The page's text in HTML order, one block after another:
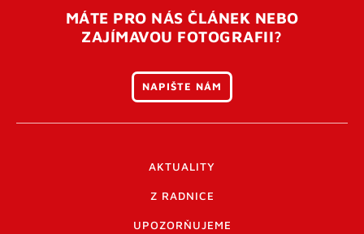
MÁTE PRO NÁS ČLÁNEK NEBO
ZAJÍMAVOU FOTOGRAFII?
NAPIŠTE NÁM
AKTUALITY
Z RADNICE
UPOZORŇUJEME